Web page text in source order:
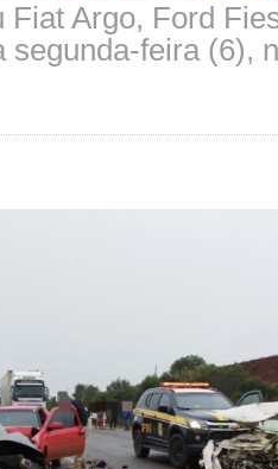
Fiat Argo, Ford
segunda-feira (6),